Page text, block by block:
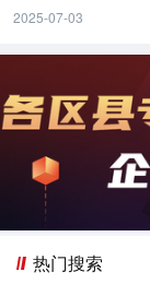
2025-07-03
热门搜索